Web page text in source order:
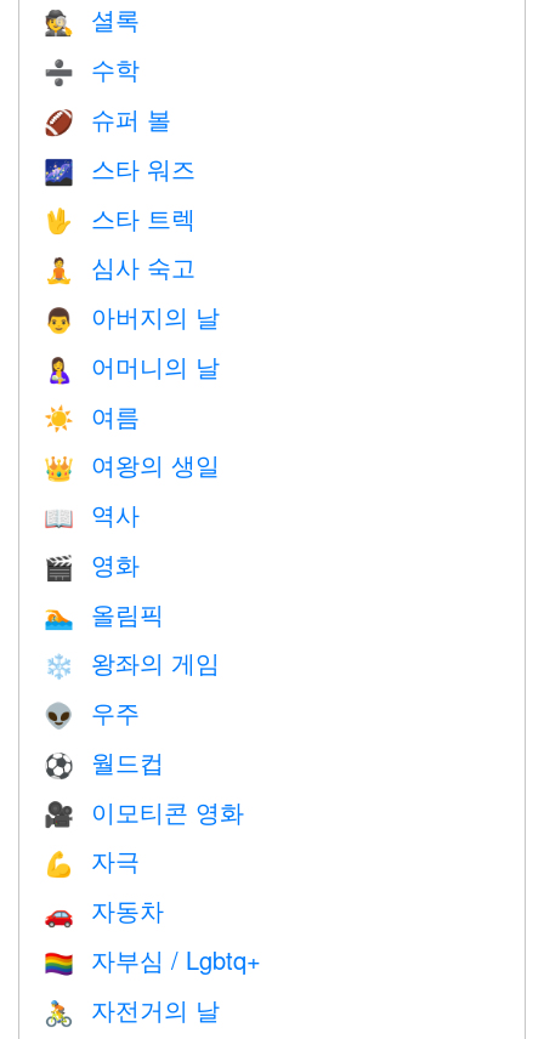
🕵️ 셜록
➗ 수학
🏈 슈퍼 볼
🌌 스타 워즈
🖖 스타 트렉
🧘 심사 숙고
👨 아버지의 날
🤱 어머니의 날
☀️ 여름
👑 여왕의 생일
📖 역사
🎬 영화
🏊 올림픽
❄️ 왕좌의 게임
👽 우주
⚽ 월드컵
🎥 이모티콘 영화
💪 자극
🚗 자동차
🏳️‍🌈 자부심 / Lgbtq+
🚴 자전거의 날